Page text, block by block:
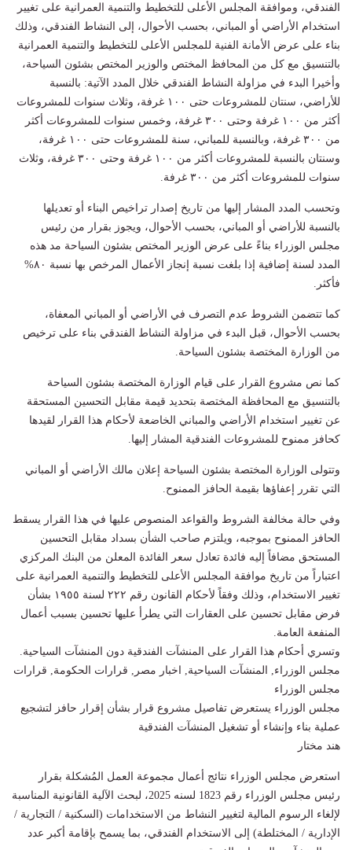
الفندقي، وموافقة المجلس الأعلى للتخطيط والتنمية العمرانية على تغيير
استخدام الأراضي أو المباني، بحسب الأحوال، إلى النشاط الفندقي، وذلك
بناء على عرض الأمانة الفنية للمجلس الأعلى للتخطيط والتنمية العمرانية
بالتنسيق مع كل من المحافظ المختص والوزير المختص بشئون السياحة،
وأخيرا البدء في مزاولة النشاط الفندقي خلال المدد الآتية: بالنسبة
للأراضي، سنتان للمشروعات حتى ۱۰۰ غرفة، وثلاث سنوات للمشروعات
أكثر من ۱۰۰ غرفة وحتى ۳۰۰ غرفة، وخمس سنوات للمشروعات أكثر
من ٣٠٠ غرفة، وبالنسبة للمباني، سنة للمشروعات حتى ۱۰۰ غرفة،
وسنتان بالنسبة للمشروعات أكثر من ۱۰۰ غرفة وحتى ۳۰۰ غرفة، وثلاث
سنوات للمشروعات أكثر من ۳۰۰ غرفة.
وتحسب المدد المشار إليها من تاريخ إصدار تراخيص البناء أو تعديلها
بالنسبة للأراضي أو المباني، بحسب الأحوال، ويجوز بقرار من رئيس
مجلس الوزراء بناءً على عرض الوزير المختص بشئون السياحة مد هذه
المدد لسنة إضافية إذا بلغت نسبة إنجاز الأعمال المرخص بها نسبة ٨٠%
فأكثر.
كما تتضمن الشروط عدم التصرف في الأراضي أو المباني المعفاة،
بحسب الأحوال، قبل البدء في مزاولة النشاط الفندقي بناء على ترخيص
من الوزارة المختصة بشئون السياحة.
كما نص مشروع القرار على قيام الوزارة المختصة بشئون السياحة
بالتنسيق مع المحافظة المختصة بتحديد قيمة مقابل التحسين المستحقة
عن تغيير استخدام الأراضي والمباني الخاضعة لأحكام هذا القرار لقيدها
كحافز ممنوح للمشروعات الفندقية المشار إليها.
وتتولى الوزارة المختصة بشئون السياحة إعلان مالك الأراضي أو المباني
التي تقرر إعفاؤها بقيمة الحافز الممنوح.
وفي حالة مخالفة الشروط والقواعد المنصوص عليها في هذا القرار يسقط
الحافز الممنوح بموجبه، ويلتزم صاحب الشأن بسداد مقابل التحسين
المستحق مضافاً إليه فائدة تعادل سعر الفائدة المعلن من البنك المركزي
اعتباراً من تاريخ موافقة المجلس الأعلى للتخطيط والتنمية العمرانية على
تغيير الاستخدام، وذلك وفقاً لأحكام القانون رقم ٢٢٢ لسنة ١٩٥٥ بشأن
فرض مقابل تحسين على العقارات التي يطرأ عليها تحسين بسبب أعمال
المنفعة العامة.
وتسري أحكام هذا القرار على المنشآت الفندقية دون المنشآت السياحية.
مجلس الوزراء, المنشآت السياحية, اخبار مصر, قرارات الحكومة, قرارات
مجلس الوزراء
مجلس الوزراء يستعرض تفاصيل مشروع قرار بشأن إقرار حافز لتشجيع
عملية بناء وإنشاء أو تشغيل المنشآت الفندقية
هند مختار
استعرض مجلس الوزراء نتائج أعمال مجموعة العمل المُشكلة بقرار
رئيس مجلس الوزراء رقم 1823 لسنه 2025، لبحث الآلية القانونية المناسبة
لإلغاء الرسوم المالية لتغيير النشاط من الاستخدامات (السكنية / التجارية /
الإدارية / المختلطة) إلى الاستخدام الفندقي، بما يسمح بإقامة أكبر عدد